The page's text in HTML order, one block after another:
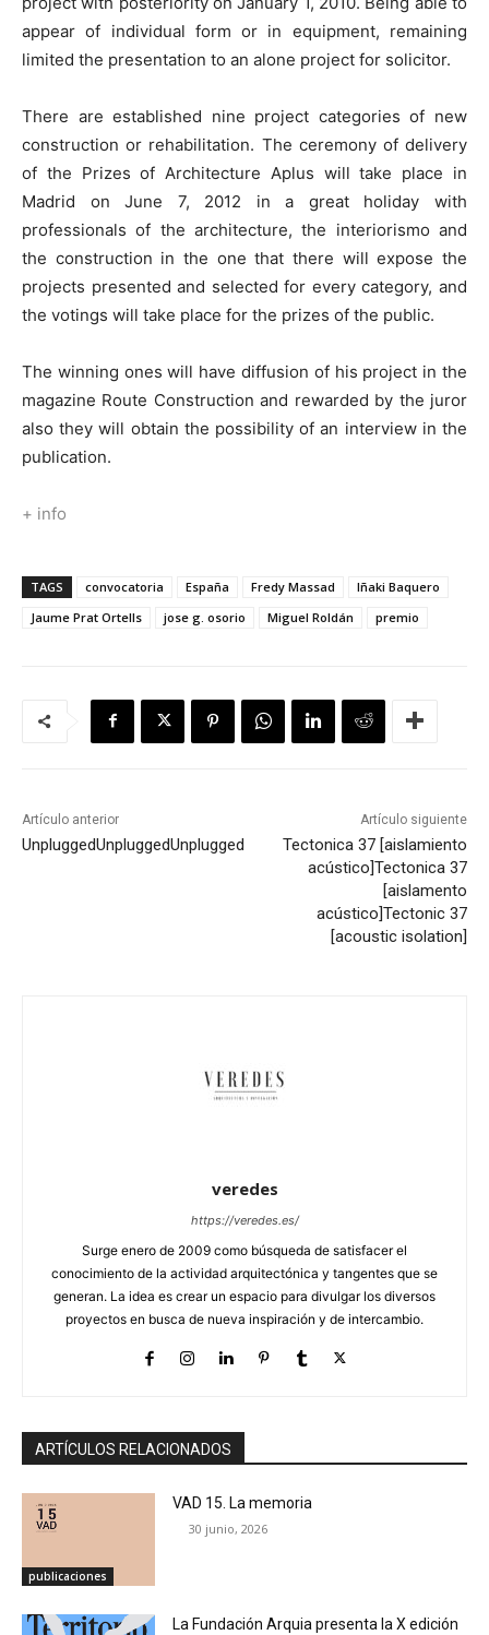
appear of individual form or in equipment, remaining
limited the presentation to an alone project for solicitor.
There are established nine project categories of new
construction or rehabilitation. The ceremony of delivery
of the Prizes of Architecture Aplus will take place in
Madrid on June 7, 2012 in a great holiday with
professionals of the architecture, the interiorismo and
the construction in the one that there will expose the
projects presented and selected for every category, and
the votings will take place for the prizes of the public.
The winning ones will have diffusion of his project in the
magazine Route Construction and rewarded by the juror
also they will obtain the possibility of an interview in the
publication.
+ info
TAGS convocatoria España Fredy Massad
Iñaki Baquero
Jaume Prat Ortells
jose g. osorio Miguel Roldán premio
Artículo anterior
UnpluggedUnpluggedUnplugged
Artículo siguiente
Tectonica 37 [aislamiento
acústico]Tectonica 37
[aislamento
acústico]Tectonic 37
[acoustic isolation]
veredes
https://veredes.es/
Surge enero de 2009 como búsqueda de satisfacer el
conocimiento de la actividad arquitectónica y tangentes que se
generan. La idea es crear un espacio para divulgar los diversos
proyectos en busca de nueva inspiración y de intercambio.
ARTÍCULOS RELACIONADOS
publicaciones
VAD 15. La memoria
30 junio, 2026
La Fundación Arquia presenta la X edición